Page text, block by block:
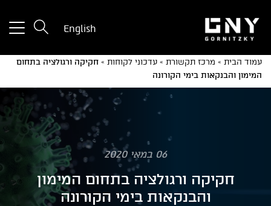
for
a
English
עמוד הבית » מרכז תקשורת » עדכוני לקוחות » חקיקה ורגולציה בתחום
המימון והבנקאות בימי הקורונה
06 במאי 2020
חקיקה ורגולציה בתחום המימון
והבנקאות בימי הקורונה